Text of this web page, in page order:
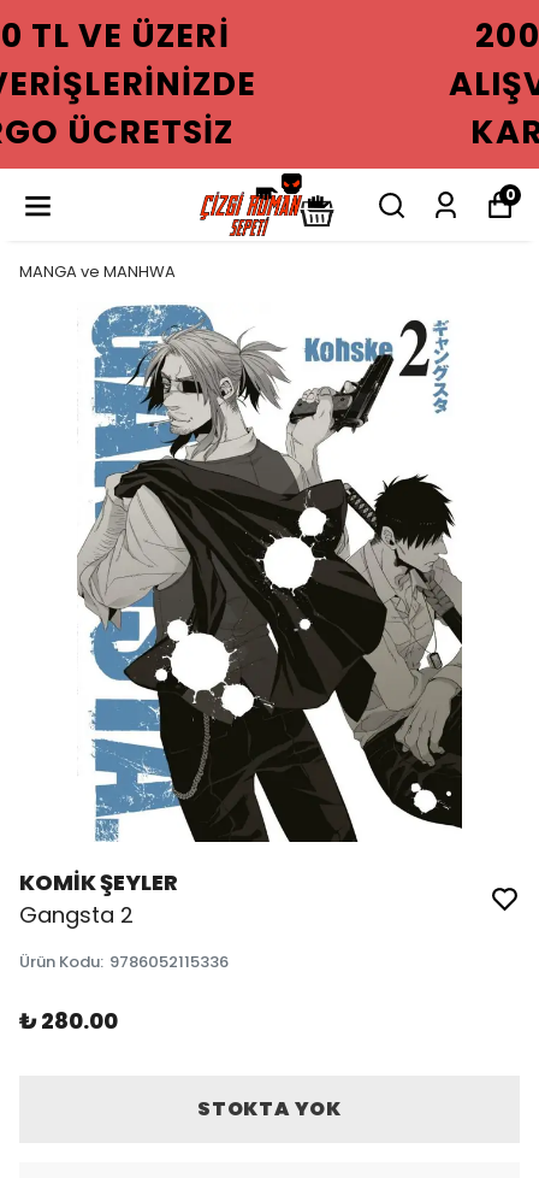
2000 TL VE ÜZERI
ALIŞVERIŞLERINIZDE
KARGO ÜCRETSIZ
0
MANGA ve MANHWA
KOMİK ŞEYLER
Gangsta 2
Ürün Kodu: 9786052115336
₺ 280.00
STOKTA YOK